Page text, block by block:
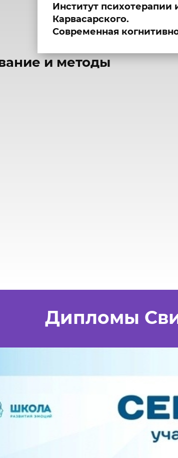
Институт
Карвасарского.
Современная
и методы
Дипломы